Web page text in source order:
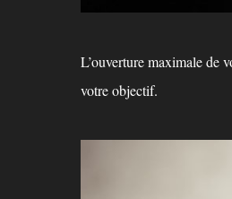
L’ouverture maximale de
votre objectif.